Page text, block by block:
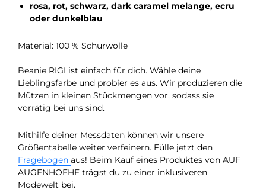
rosa, rot, schwarz, dark caramel melange, ecru
oder dunkelblau
Material: 100 % Schurwolle
Beanie RIGI ist einfach für dich. Wähle deine
Lieblingsfarbe und probier es aus. Wir produzieren die
Mützen in kleinen Stückmengen vor, sodass sie
vorrätig bei uns sind.
Mithilfe deiner Messdaten können wir unsere
Größentabelle weiter verfeinern. Fülle jetzt den
Fragebogen aus! Beim Kauf eines Produktes von AUF
AUGENHOEHE trägst du zu einer inklusiveren
Modewelt bei.